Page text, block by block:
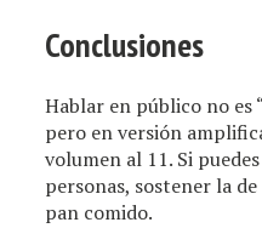
Conclusiones
Hablar en público no es
pero en versión
volumen al 11. Si
personas, sostener la
pan comido.